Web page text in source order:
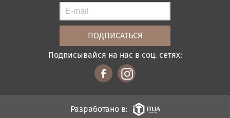
Условия покупки
Подписывайся на нас в соц. сетях:
Разработано в: